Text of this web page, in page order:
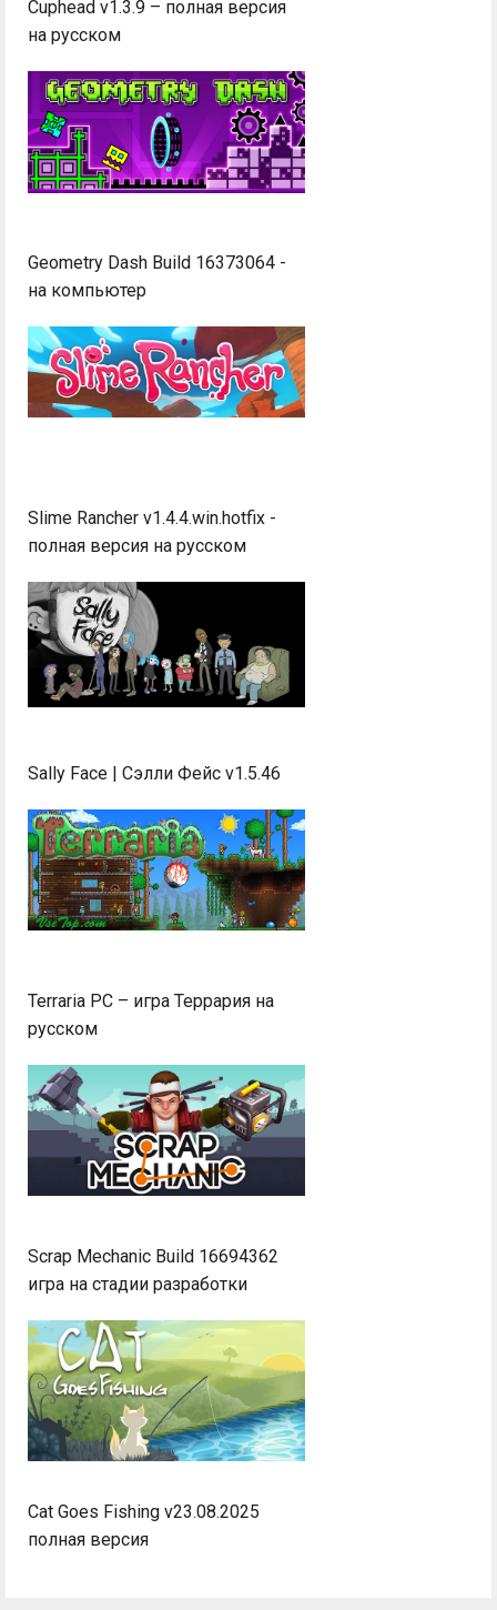
Cuphead v1.3.9 – полная версия
на русском
Geometry Dash Build 16373064 -
на компьютер
Slime Rancher v1.4.4.win.hotfix -
полная версия на русском
Sally Face | Сэлли Фейс v1.5.46
Terraria PC – игра Террария на
русском
Scrap Mechanic Build 16694362
игра на стадии разработки
Cat Goes Fishing v23.08.2025
полная версия